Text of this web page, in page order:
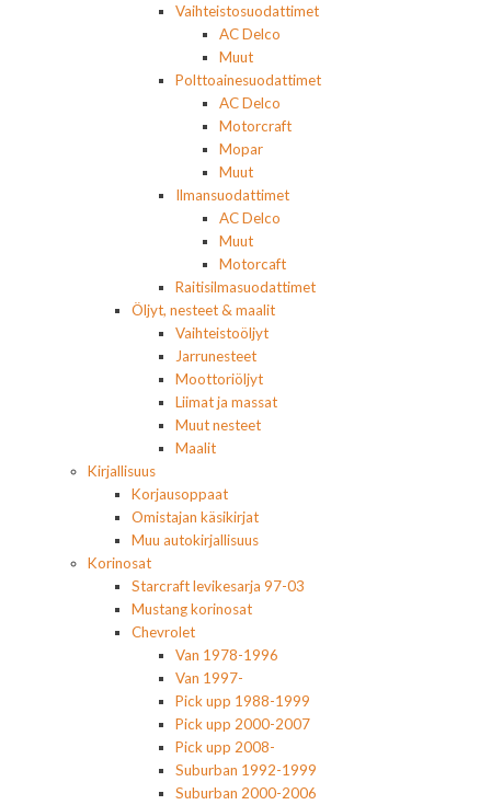
Vaihteistosuodattimet
AC Delco
Muut
Polttoainesuodattimet
AC Delco
Motorcraft
Mopar
Muut
Ilmansuodattimet
AC Delco
Muut
Motorcaft
Raitisilmasuodattimet
Öljyt, nesteet & maalit
Vaihteistoöljyt
Jarrunesteet
Moottoriöljyt
Liimat ja massat
Muut nesteet
Maalit
Kirjallisuus
Korjausoppaat
Omistajan käsikirjat
Muu autokirjallisuus
Korinosat
Starcraft levikesarja 97-03
Mustang korinosat
Chevrolet
Van 1978-1996
Van 1997-
Pick upp 1988-1999
Pick upp 2000-2007
Pick upp 2008-
Suburban 1992-1999
Suburban 2000-2006